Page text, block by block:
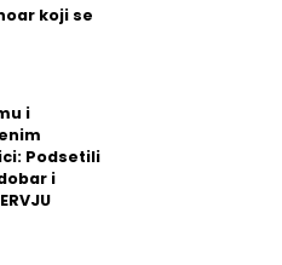
koji se
i
Podsetili
i